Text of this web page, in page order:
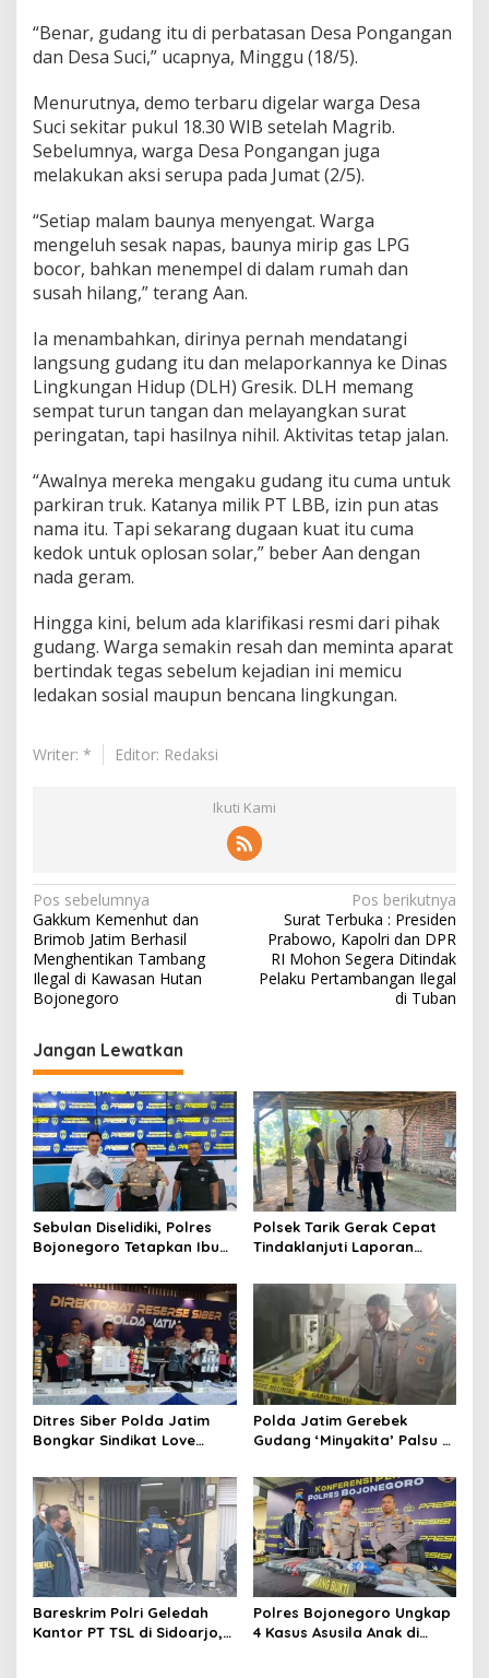
r
I
e
l
D
d
u
g
a
S
m
b
e
r
B
a
M
e
n
y
e
t
“Benar, gudang itu di perbatasan Desa Pongangan
dan Desa Suci,” ucapnya, Minggu (18/5).
Menurutnya, demo terbaru digelar warga Desa
Suci sekitar pukul 18.30 WIB setelah Magrib.
Sebelumnya, warga Desa Pongangan juga
melakukan aksi serupa pada Jumat (2/5).
“Setiap malam baunya menyengat. Warga
mengeluh sesak napas, baunya mirip gas LPG
bocor, bahkan menempel di dalam rumah dan
susah hilang,” terang Aan.
Ia menambahkan, dirinya pernah mendatangi
langsung gudang itu dan melaporkannya ke Dinas
Lingkungan Hidup (DLH) Gresik. DLH memang
sempat turun tangan dan melayangkan surat
peringatan, tapi hasilnya nihil. Aktivitas tetap jalan.
“Awalnya mereka mengaku gudang itu cuma untuk
parkiran truk. Katanya milik PT LBB, izin pun atas
nama itu. Tapi sekarang dugaan kuat itu cuma
kedok untuk oplosan solar,” beber Aan dengan
nada geram.
Hingga kini, belum ada klarifikasi resmi dari pihak
gudang. Warga semakin resah dan meminta aparat
bertindak tegas sebelum kejadian ini memicu
ledakan sosial maupun bencana lingkungan.
Writer: * Editor: Redaksi
Ikuti Kami
N
a
v
i
a
s
i
p
o
s
Pos sebelumnya
Gakkum Kemenhut dan
Brimob Jatim Berhasil
Menghentikan Tambang
Ilegal di Kawasan Hutan
Bojonegoro
Pos berikutnya
Surat Terbuka : Presiden
Prabowo, Kapolri dan DPR
RI Mohon Segera Ditindak
Pelaku Pertambangan Ilegal
di Tuban
Jangan Lewatkan
Sebulan Diselidiki, Polres
Bojonegoro Tetapkan Ibu
Tersangka Dugaan Aborsi
Polsek Tarik Gerak Cepat
Tindaklanjuti Laporan
Hasil Pengecekan Nihil
Aktivitas Perjudian
Ditres Siber Polda Jatim
Bongkar Sindikat Love
Libatkan WNA Ghana dan
Pantai Gading
Polda Jatim Gerebek
Gudang ‘Minyakita’ Palsu di
dan Tak Berizin
Bareskrim Polri Geledah
Kantor PT TSL di Sidoarjo,
Polres Bojonegoro Ungkap
4 Kasus Asusila Anak di